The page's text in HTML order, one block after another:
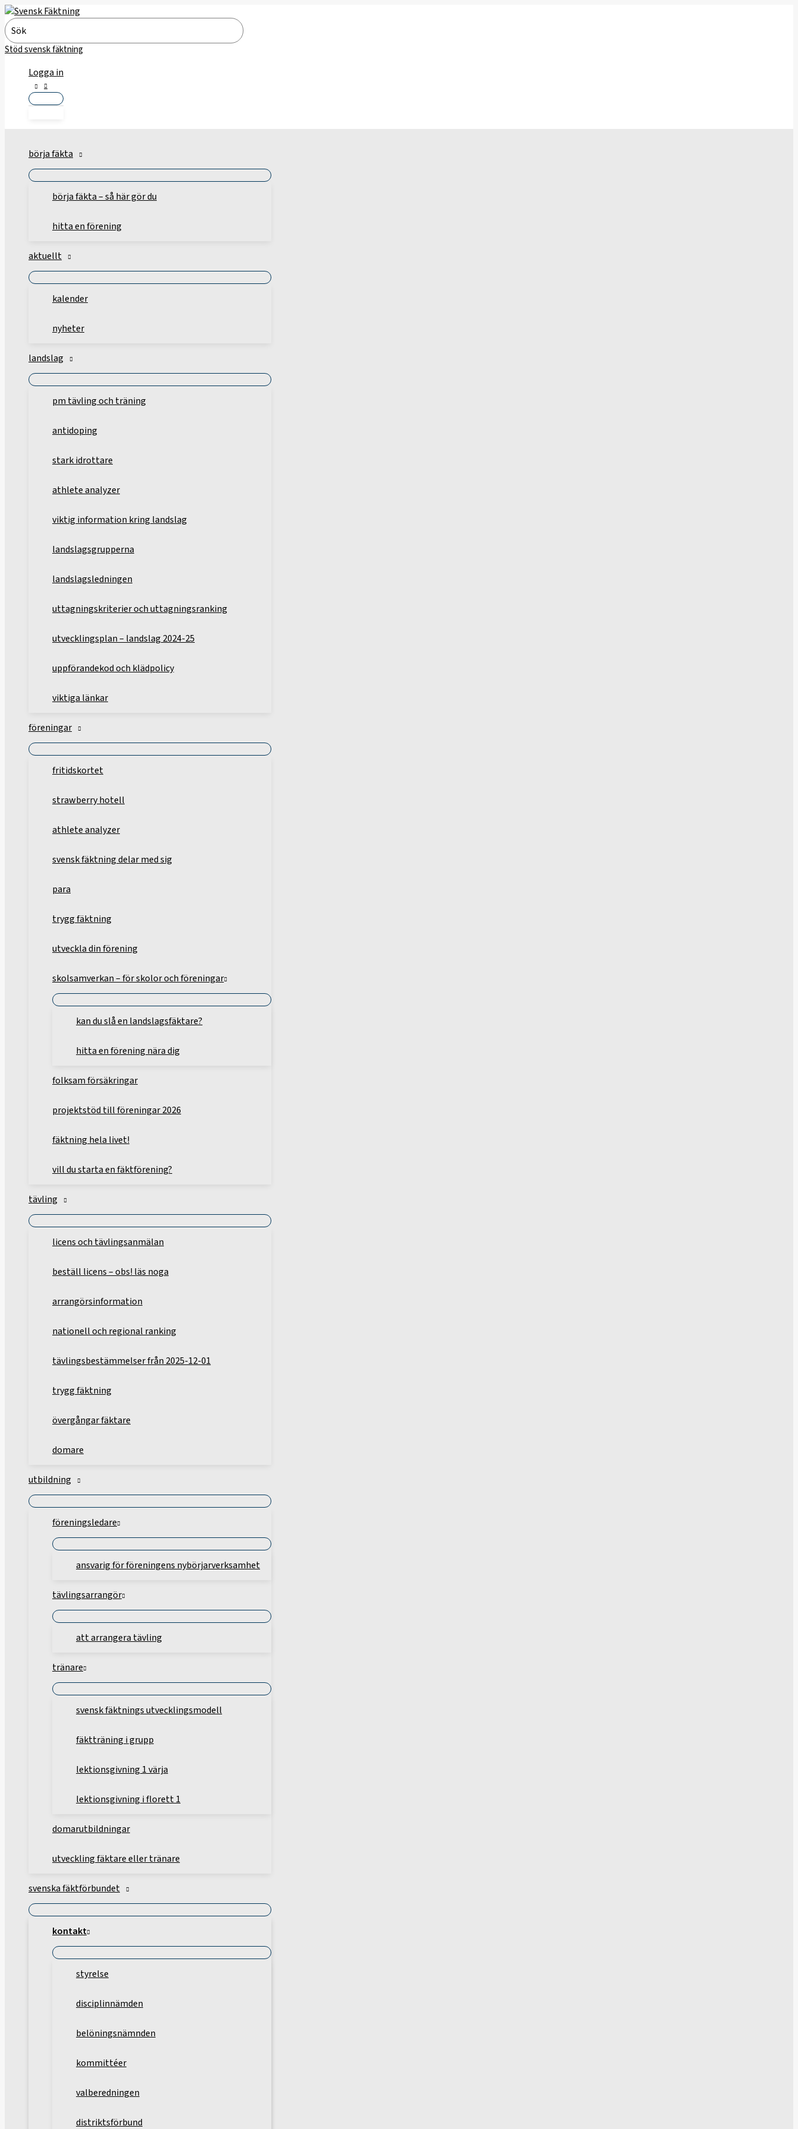
Hoppa
till
innehåll
Search
for:
Stöd svensk fäktning
Logga in
börja fäkta
börja fäkta – så här gör du
hitta en förening
aktuellt
kalender
nyheter
landslag
pm tävling och träning
antidoping
stark idrottare
athlete analyzer
viktig information kring landslag
landslagsgrupperna
landslagsledningen
uttagningskriterier och uttagningsranking
utvecklingsplan – landslag 2024-25
uppförandekod och klädpolicy
viktiga länkar
föreningar
fritidskortet
strawberry hotell
athlete analyzer
svensk fäktning delar med sig
para
trygg fäktning
utveckla din förening
skolsamverkan – för skolor och föreningar
kan du slå en landslagsfäktare?
hitta en förening nära dig
folksam försäkringar
projektstöd till föreningar 2026
fäktning hela livet!
vill du starta en fäktförening?
tävling
licens och tävlingsanmälan
beställ licens – obs! läs noga
arrangörsinformation
nationell och regional ranking
tävlingsbestämmelser från 2025-12-01
trygg fäktning
övergångar fäktare
domare
utbildning
föreningsledare
ansvarig för föreningens nybörjarverksamhet
tävlingsarrangör
att arrangera tävling
tränare
svensk fäktnings utvecklingsmodell
fäktträning i grupp
lektionsgivning 1 värja
lektionsgivning i florett 1
domarutbildningar
utveckling fäktare eller tränare
svenska fäktförbundet
kontakt
styrelse
disciplinnämden
belöningsnämnden
kommittéer
valberedningen
distriktsförbund